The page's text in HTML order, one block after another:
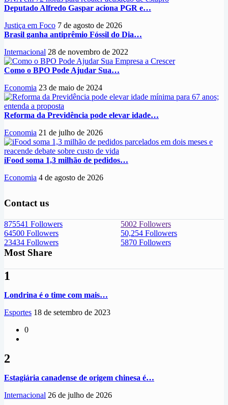
Deputado Alfredo Gaspar aciona PGR e…
Justiça em Foco 7 de agosto de 2026
Brasil ganha antiprêmio Fóssil do Dia…
Internacional 28 de novembro de 2022
Como o BPO Pode Ajudar Sua…
Economia 23 de maio de 2024
Reforma da Previdência pode elevar idade…
Economia 21 de julho de 2026
iFood soma 1,3 milhão de pedidos…
Economia 4 de agosto de 2026
Contact us
875541 Followers 5002 Followers
64500 Followers 50,254 Followers
23434 Followers 5870 Followers
Most Share
1
Londrina é o time com mais…
Esportes 18 de setembro de 2023
0
2
Estagiária canadense de origem chinesa é…
Internacional 26 de julho de 2026